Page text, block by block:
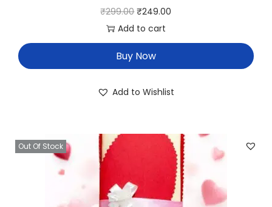
₹299.00 ₹249.00
Add to cart
Buy Now
Add to Wishlist
Out Of Stock